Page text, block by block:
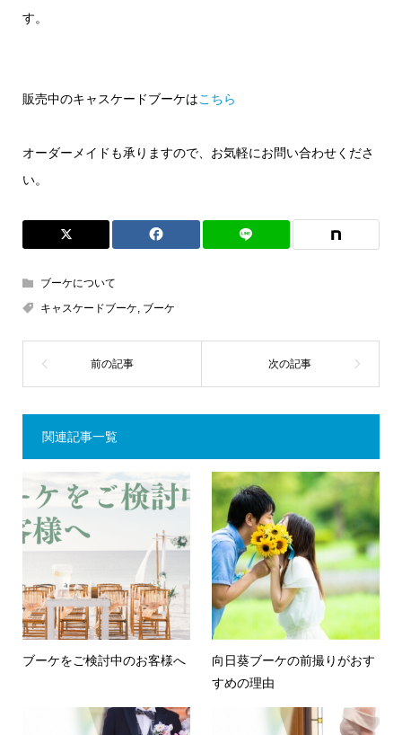
す。
販売中のキャスケードブーケはこちら
オーダーメイドも承りますので、お気軽にお問い合わせくださ
い。
ブーケについて
キャスケードブーケ, ブーケ
関連記事一覧
ブーケをご検討中のお客様へ
向日葵ブーケの前撮りがおす
すめの理由